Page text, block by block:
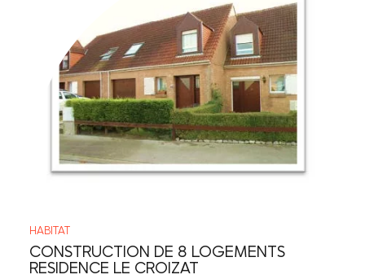
HABITAT
CONSTRUCTION DE 8 LOGEMENTS
RESIDENCE LE CROIZAT